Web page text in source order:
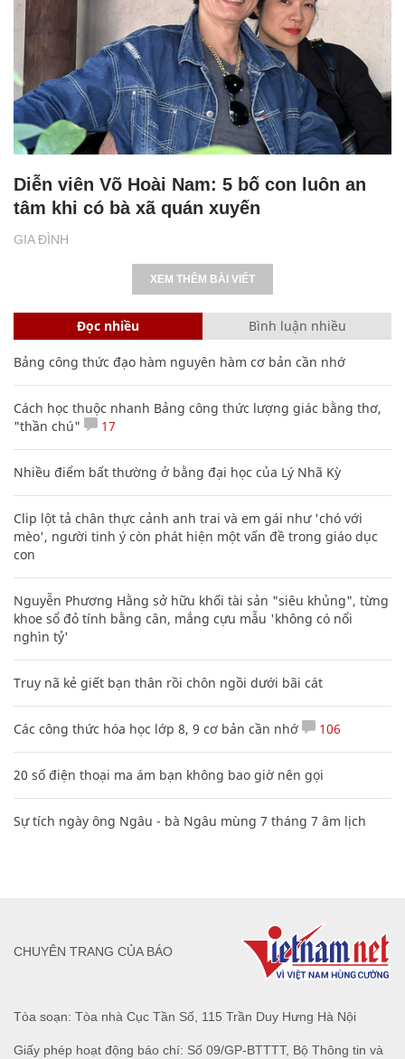
GIA ĐÌNH
Diễn viên Võ Hoài Nam: 5 bố con luôn an
tâm khi có bà xã quán xuyến
XEM THÊM BÀI VIẾT
Đọc nhiều Bình luận nhiều
Bảng công thức đạo hàm nguyên hàm cơ bản cần nhớ
Cách học thuộc nhanh Bảng công thức lượng giác bằng thơ,
"thần chú"
17
Nhiều điểm bất thường ở bằng đại học của Lý Nhã Kỳ
Clip lột tả chân thực cảnh anh trai và em gái như 'chó với
mèo', người tinh ý còn phát hiện một vấn đề trong giáo dục
con
Nguyễn Phương Hằng sở hữu khối tài sản "siêu khủng", từng
khoe sổ đỏ tính bằng cân, mắng cựu mẫu 'không có nổi
nghìn tỷ'
Truy nã kẻ giết bạn thân rồi chôn ngồi dưới bãi cát
Các công thức hóa học lớp 8, 9 cơ bản cần nhớ 106
20 số điện thoại ma ám bạn không bao giờ nên gọi
Sự tích ngày ông Ngâu - bà Ngâu mùng 7 tháng 7 âm lịch
Tòa soạn: Tòa nhà Cục Tần Số, 115 Trần Duy Hưng Hà Nội
Giấy phép hoạt động báo chí: Số 09/GP-BTTTT, Bộ Thông tin và
CHUYÊN TRANG CỦA BÁO